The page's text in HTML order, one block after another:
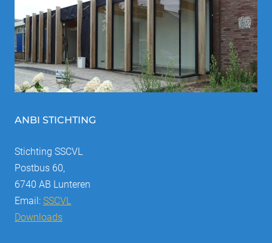
ANBI STICHTING
Stichting SSCVL
Postbus 60,
6740 AB Lunteren
Email: SSCVL
Downloads